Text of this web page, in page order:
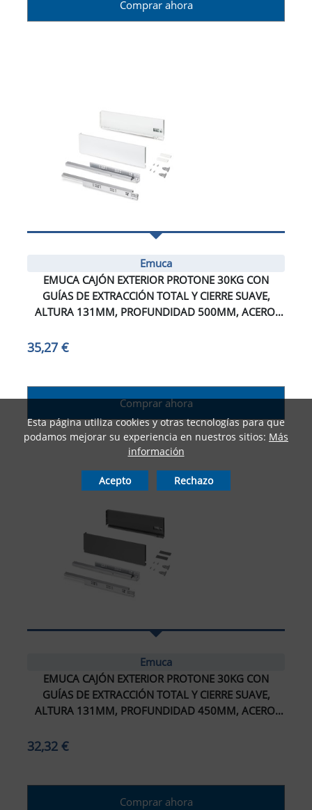
Comprar ahora
Emuca
EMUCA CAJÓN EXTERIOR PROTONE 30KG CON
GUÍAS DE EXTRACCIÓN TOTAL Y CIERRE SUAVE,
ALTURA 131MM, PROFUNDIDAD 500MM, ACERO,
35,27 €
Comprar ahora
Emuca
EMUCA CAJÓN EXTERIOR PROTONE 30KG CON
GUÍAS DE EXTRACCIÓN TOTAL Y CIERRE SUAVE,
ALTURA 131MM, PROFUNDIDAD 450MM, ACERO,
32,32 €
Comprar ahora
Esta página utiliza cookies y otras tecnologías para que
podamos mejorar su experiencia en nuestros sitios: Más
información
Acepto Rechazo